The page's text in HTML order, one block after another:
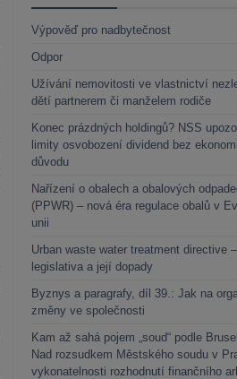
Výpověď pro nadbytečnost
Odpor
Užívání nemovitosti ve vlastnictví
dětí partnerem či manželem rodiče
Konec prázdných holdingů? NSS
limity osvobození dividend bez
důvodu
Nařízení o obalech a obalových
(PPWR) – nová éra regulace obalů v
unii
Urban waste water treatment directive –
legislativa a její dopady
Byznys a paragrafy, díl 39.: Jak na
změny ve společnosti
Kam až sahá pojem „soud“ podle
Nad rozsudkem Městského soudu v
vykonatelnosti rozhodnutí finančního